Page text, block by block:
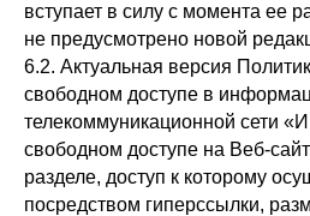
вступает в силу с момента ее
не предусмотрено новой
6.2. Актуальная версия
свободном доступе в
телекоммуникационной сети
свободном доступе на Веб-
разделе, доступ к которому
посредством гиперссылки,